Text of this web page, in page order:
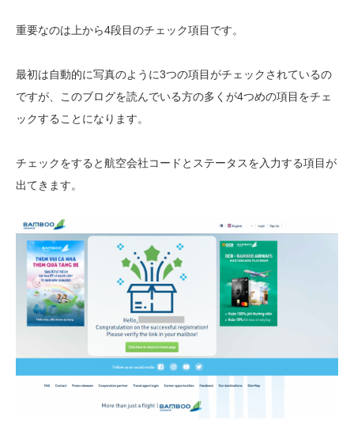
重要なのは上から4段目のチェック項目です。
最初は自動的に写真のように3つの項目がチェックされているの
ですが、このブログを読んでいる方の多くが4つめの項目をチェ
ックすることになります。
チェックをすると航空会社コードとステータスを入力する項目が
出てきます。